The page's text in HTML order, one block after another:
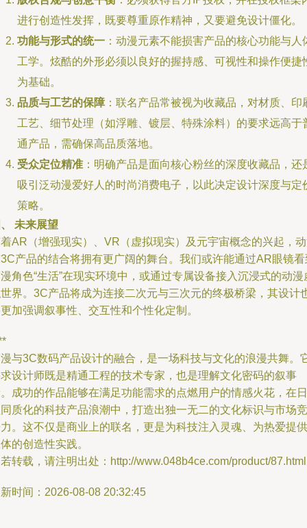
进行创造性发挥，既要尊重原作精神，又要避免设计僵化。
功能与形式的统一 ：动漫元素不能损害产品的核心功能与人
工学。炫酷的外形必须以良好的握持感、可视性和操作便捷
为基础。
品质与工艺的保障 ：联名产品常被视为收藏品，对材质、印
工艺、细节处理（如浮雕、镀层、特殊涂料）的要求远高于
通产品，需确保高品质落地。
受众定位精准 ：明确产品是面向核心粉丝的深度收藏品，还
吸引泛动漫爱好人的时尚消费电子，以此决定设计深度与定
策略。
未来展望
AR（增强现实）、VR（虚拟现实）及元宇宙概念的兴起，
产品的结合将拥有更广阔的舞台。我们或许能通过AR眼镜看
角色“生活”在现实环境中，或通过专属设备接入沉浸式的动漫
界。3C产品将成为连接二次元与三次元的终极桥梁，其设计
加强调叙事性、交互性和个性化定制。
与3C数码产品设计的融合，是一场科技与文化的浪漫共舞。
设计师既是精通工程的技术专家，也是理解文化密码的叙事
成功的作品能够在满足功能需求的点燃用户的情感火花，在日
质化的科技产品浪潮中，打造出独一无二的文化标识与市场竞
。这不仅是商业上的联名，更是为科技注入灵魂、为热爱提供
的创造性实践。
转载，请注明出处：http://www.048b4ce.com/product/87.html
时间：2026-08-08 20:32:45